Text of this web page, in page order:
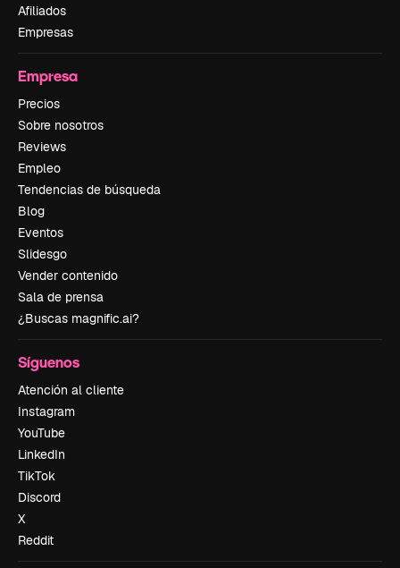
Afiliados
Empresas
Empresa
Precios
Sobre nosotros
Reviews
Empleo
Tendencias de búsqueda
Blog
Eventos
Slidesgo
Vender contenido
Sala de prensa
¿Buscas magnific.ai?
Síguenos
Atención al cliente
Instagram
YouTube
LinkedIn
TikTok
Discord
X
Reddit